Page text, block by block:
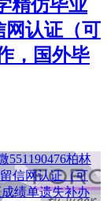
精仿毕业
网认证（可
，国外毕